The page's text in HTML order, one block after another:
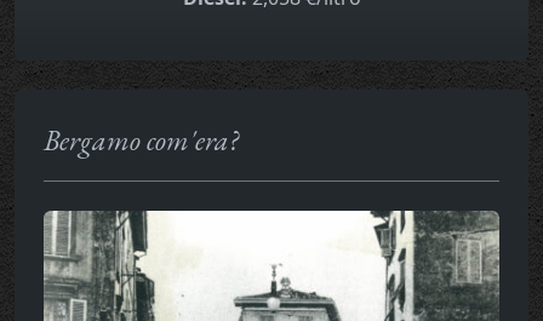
Bergamo com'era?